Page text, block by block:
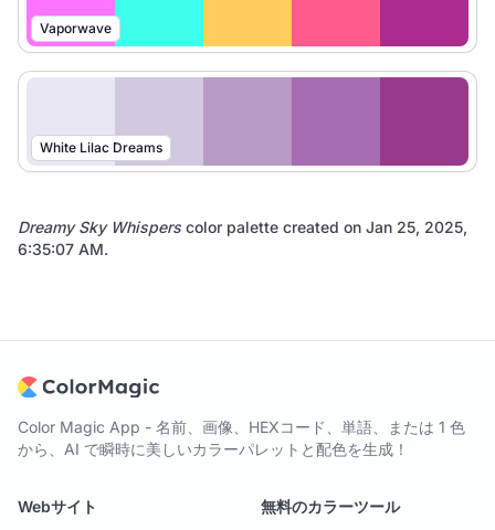
Vaporwave
White Lilac Dreams
Dreamy Sky Whispers color palette created on Jan 25, 2025,
6:35:07 AM.
Color Magic App - 名前、画像、HEXコード、単語、または 1 色
から、AI で瞬時に美しいカラーパレットと配色を生成！
Webサイト
無料のカラーツール